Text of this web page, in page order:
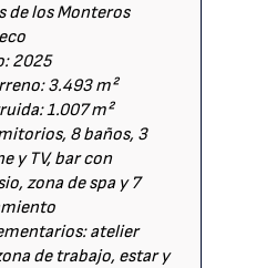
de los Monteros
2025
3.493 m²
1.007 m²
8 baños, 3
y TV, bar con
zona de spa y 7
atelier
de trabajo, estar y